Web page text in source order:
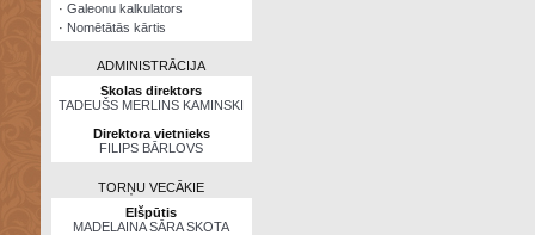
· Galeonu kalkulators
· Nomētātās kārtis
ADMINISTRĀCIJA
Skolas direktors
TADEUŠS MERLINS KAMINSKI
Direktora vietnieks
FILIPS BĀRLOVS
TORŅU VECĀKIE
Elšpūtis
MADELAINA SĀRA SKOTA